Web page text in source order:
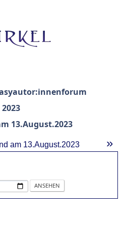
13.August.2023
»
am 13.August.2023